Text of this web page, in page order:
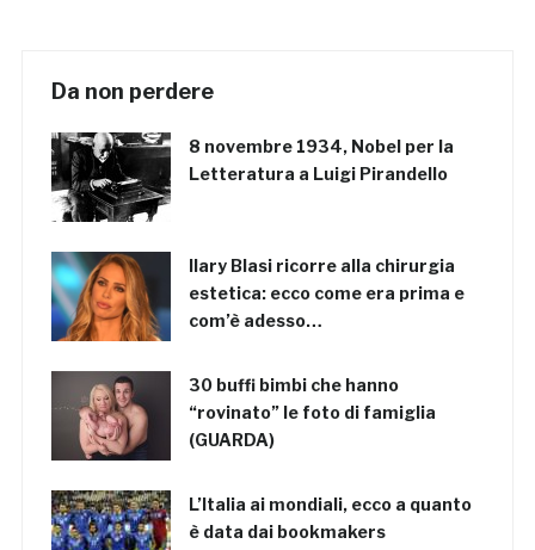
Da non perdere
8 novembre 1934, Nobel per la
Letteratura a Luigi Pirandello
Ilary Blasi ricorre alla chirurgia
estetica: ecco come era prima e
com’è adesso…
30 buffi bimbi che hanno
“rovinato” le foto di famiglia
(GUARDA)
L’Italia ai mondiali, ecco a quanto
è data dai bookmakers